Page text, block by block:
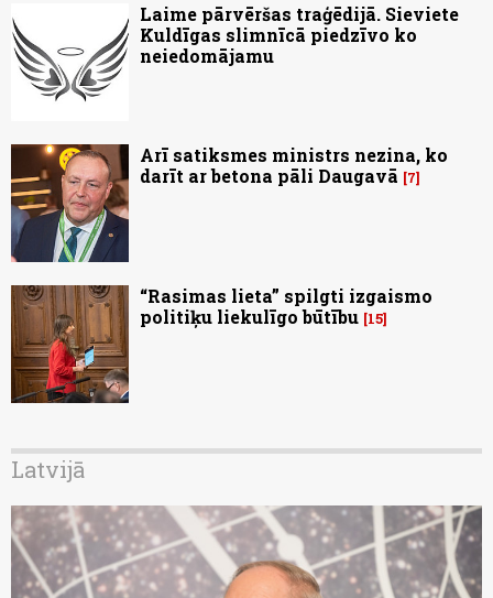
Laime pārvēršas traģēdijā. Sieviete
Kuldīgas slimnīcā piedzīvo ko
neiedomājamu
Arī satiksmes ministrs nezina, ko
darīt ar betona pāli Daugavā
7
“Rasimas lieta” spilgti izgaismo
politiķu liekulīgo būtību 15
Latvijā